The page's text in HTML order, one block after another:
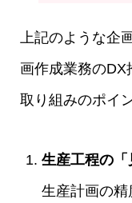
上記のような企
画作成業務のDX
取り組みのポイ
生産工程の「
生産計画の